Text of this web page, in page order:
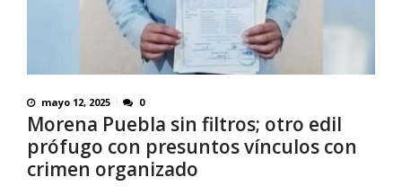
mayo 12, 2025 0
Morena Puebla sin filtros; otro edil
prófugo con presuntos vínculos con
crimen organizado